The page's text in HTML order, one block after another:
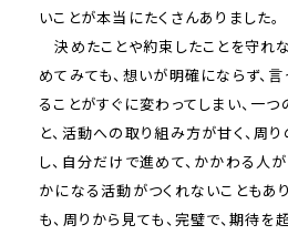
いことが本当にたくさんありました。
決めたことや約束したことを守れ
めてみても、想いが明確にならず、言
ることがすぐに変わってしまい、一
と、活動への取り組み方が甘く、周
し、自分だけで進めて、かかわる人
かになる活動がつくれないこともあ
も、周りから見ても、完璧で、期待